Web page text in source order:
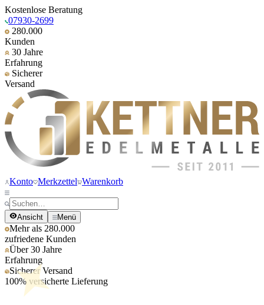
Kostenlose Beratung
07930-2699
280.000
Kunden
30 Jahre
Erfahrung
Sicherer
Versand
Konto Merkzettel Warenkorb
Ansicht Menü
Mehr als 280.000
zufriedene Kunden
Über 30 Jahre
Erfahrung
Sicherer Versand
100% versicherte Lieferung